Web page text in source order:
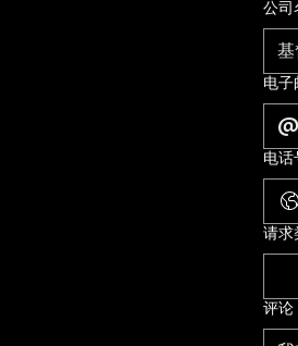
公司
电子
电话
请求
评论